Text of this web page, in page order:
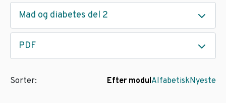
Mad og diabetes del 2
PDF
Sorter: Efter modulAlfabetiskNyeste